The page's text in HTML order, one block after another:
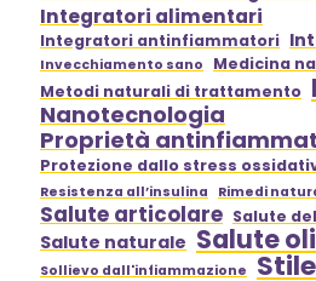
Integratori alimentari
Integratori antinfiammatori
Invecchiamento sano
Medicina
Metodi naturali di trattamento
Nanotecnologia
Proprietà
Protezione dallo stress
Resistenza all’insulina Rimedi
Salute articolare Salute
Salute naturale Salute
Sollievo dall'infiammazione